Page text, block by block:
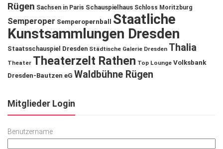
Rügen Sachsen in Paris Schauspielhaus Schloss Moritzburg
Semperoper Semperopernball
Staatliche
Kunstsammlungen Dresden
Staatsschauspiel Dresden Städtische Galerie Dresden Thalia
Theater Theaterzelt Rathen Top Lounge Volksbank
Dresden-Bautzen eG Waldbühne Rügen
Mitglieder Login
Benutzername